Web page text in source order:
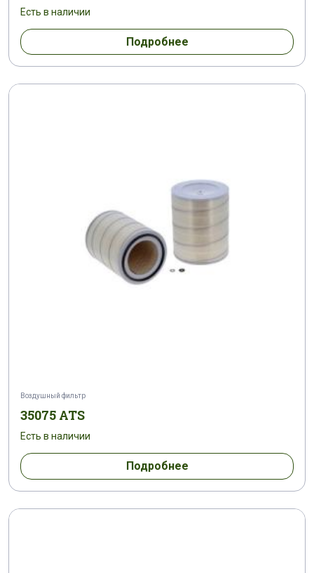
Есть в наличии
Подробнее
Воздушный фильтр
35075 ATS
Есть в наличии
Подробнее